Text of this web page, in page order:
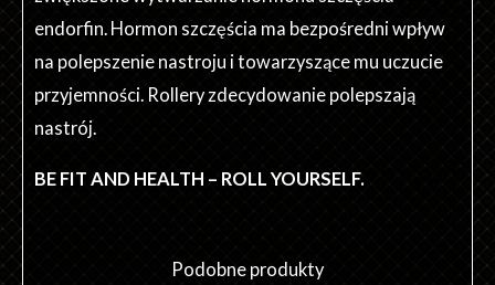
endorfin. Hormon szczęścia ma bezpośredni wpływ
na polepszenie nastroju i towarzyszące mu uczucie
przyjemności. Rollery zdecydowanie polepszają
nastrój.
BE FIT AND HEALTH – ROLL YOURSELF.
Podobne produkty